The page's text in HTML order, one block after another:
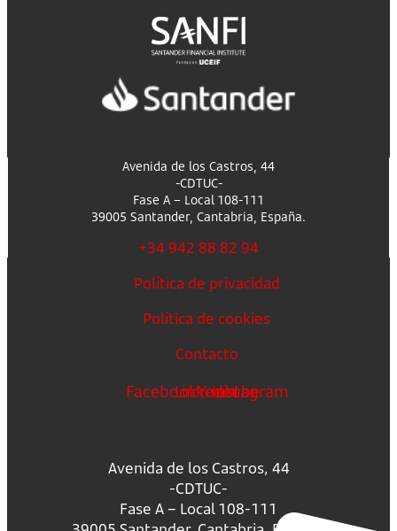
Avenida de los Castros, 44
-CDTUC-
Fase A – Local 108-111
39005 Santander, Cantabria, España.
+34 942 88 82 94
Política de privacidad
Política de cookies
Contacto
FacebookLinkedin
Youtube
Instagram
Avenida de los Castros, 44
-CDTUC-
Fase A – Local 108-111